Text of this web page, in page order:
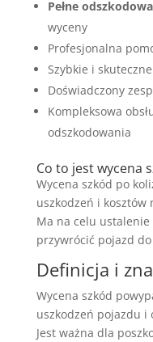
Pełne
wyceny
Profesjonalna
Szybkie i
Doświadczony
Kompleksowa
odszkodowania
Co to jest wycena
Wycena szkód po
uszkodzeń i
Ma na celu ustalenie
przywrócić pojazd
Definicja i
Wycena szkód
uszkodzeń pojazdu i
Jest ważna dla